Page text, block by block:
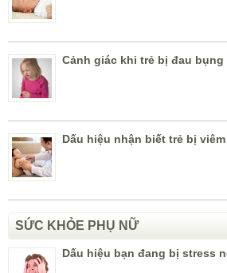
Cảnh giác khi trẻ bị đau
Dấu hiệu nhận biết trẻ bị
SỨC KHỎE PHỤ NỮ
Dấu hiệu bạn đang bị stress